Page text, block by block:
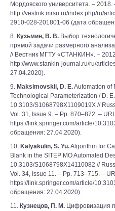
Мордовского университета. –
http://vestnik.mrsu.ru/index.php/ru/
2910-028-201801-06 (дата
8. Кузьмин, В. В. Выбор
прямой задачи размерного
// Вестник МГТУ «СТАНКИН». –
http://www.stankin-journal.ru/ru/
27.04.2020).
9. Maksimovskii, D. E.Automation of
Technological Parameterization / D.
10.3103/S1068798X1109019X //
Vol. 31, Issue 9. – Pp. 870–872. –
https://link.springer.com/article/
обращения: 27.04.2020).
10. Kalyakulin, S. Yu.Algorithm for
Blank in the SITEP MO Automated
10.3103/S1068798X14110082 //
Vol. 34, Issue 11. – Pp. 713–715. –
https://link.springer.com/article/
обращения: 27.04.2020).
11. Кузнецов, П. М. Цифровизация